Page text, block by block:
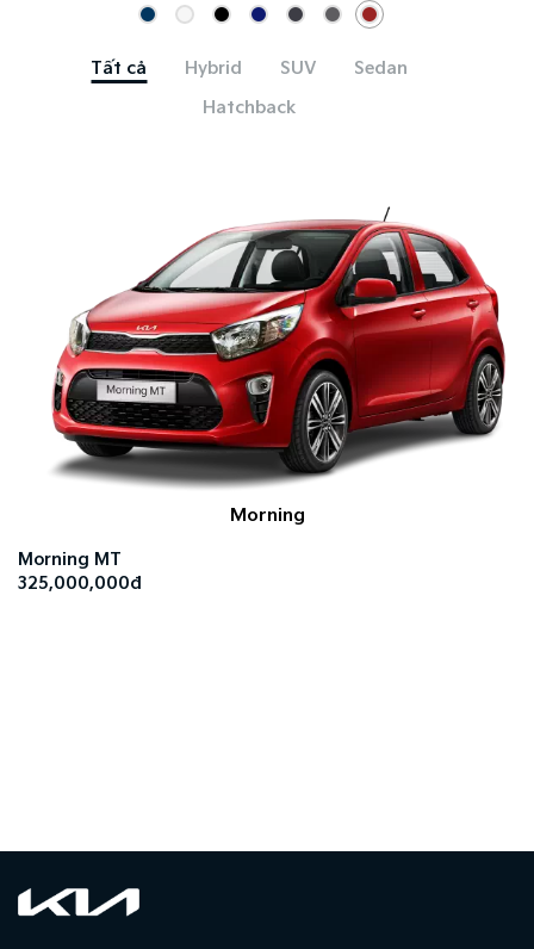
Tất cả Hybrid SUV
Sedan
Hatchback
Morning
Morning MT
325,000,000đ